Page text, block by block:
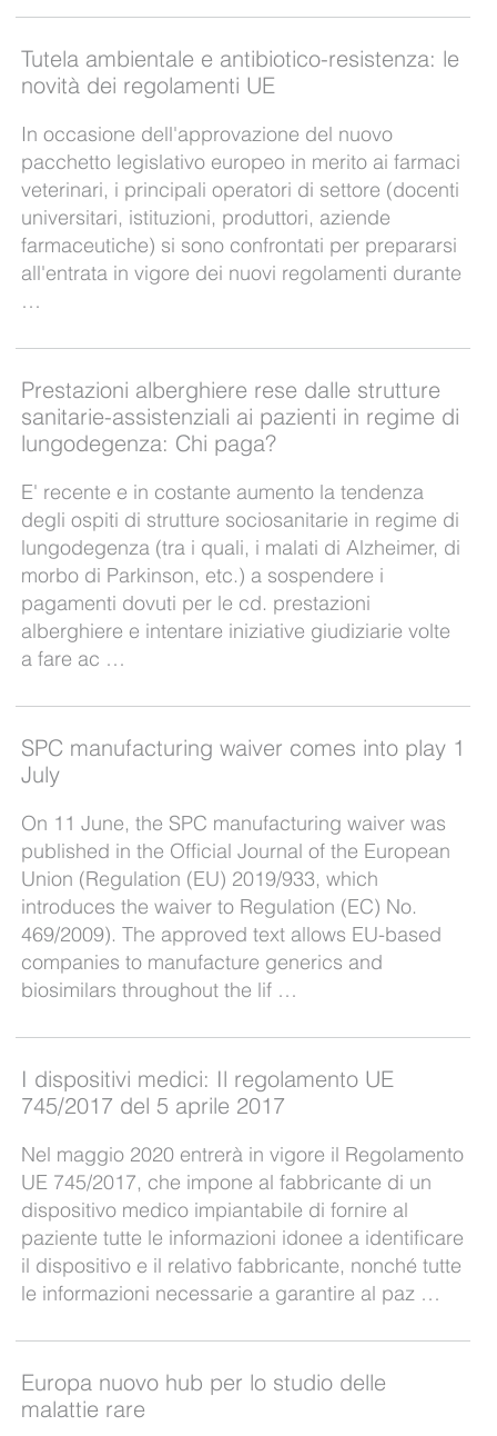
Tutela ambientale e antibiotico-resistenza: le
novità dei regolamenti UE
In occasione dell'approvazione del nuovo
pacchetto legislativo europeo in merito ai farmaci
veterinari, i principali operatori di settore (docenti
universitari, istituzioni, produttori, aziende
farmaceutiche) si sono confrontati per prepararsi
all'entrata in vigore dei nuovi regolamenti durante
…
Prestazioni alberghiere rese dalle strutture
sanitarie-assistenziali ai pazienti in regime di
lungodegenza: Chi paga?
E' recente e in costante aumento la tendenza
degli ospiti di strutture sociosanitarie in regime di
lungodegenza (tra i quali, i malati di Alzheimer, di
morbo di Parkinson, etc.) a sospendere i
pagamenti dovuti per le cd. prestazioni
alberghiere e intentare iniziative giudiziarie volte
a fare ac …
SPC manufacturing waiver comes into play 1
July
On 11 June, the SPC manufacturing waiver was
published in the Official Journal of the European
Union (Regulation (EU) 2019/933, which
introduces the waiver to Regulation (EC) No.
469/2009). The approved text allows EU-based
companies to manufacture generics and
biosimilars throughout the lif …
I dispositivi medici: Il regolamento UE
745/2017 del 5 aprile 2017
Nel maggio 2020 entrerà in vigore il Regolamento
UE 745/2017, che impone al fabbricante di un
dispositivo medico impiantabile di fornire al
paziente tutte le informazioni idonee a identificare
il dispositivo e il relativo fabbricante, nonché tutte
le informazioni necessarie a garantire al paz …
Europa nuovo hub per lo studio delle
malattie rare